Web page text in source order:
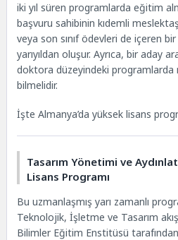
iki yıl süren programlarda eğitim
başvuru sahibinin kıdemli
veya son sınıf ödevleri de içeren bir
yarıyıldan oluşur. Ayrıca, bir aday
doktora düzeyindeki
bilmelidir.
İşteAlmanya’da yüksek lisans
Tasarım Yönetimi ve
Lisans Programı
Bu uzmanlaşmış yarı zamanlı
Teknolojik, İşletme ve Tasarım
Bilimler Eğitim Enstitüsü